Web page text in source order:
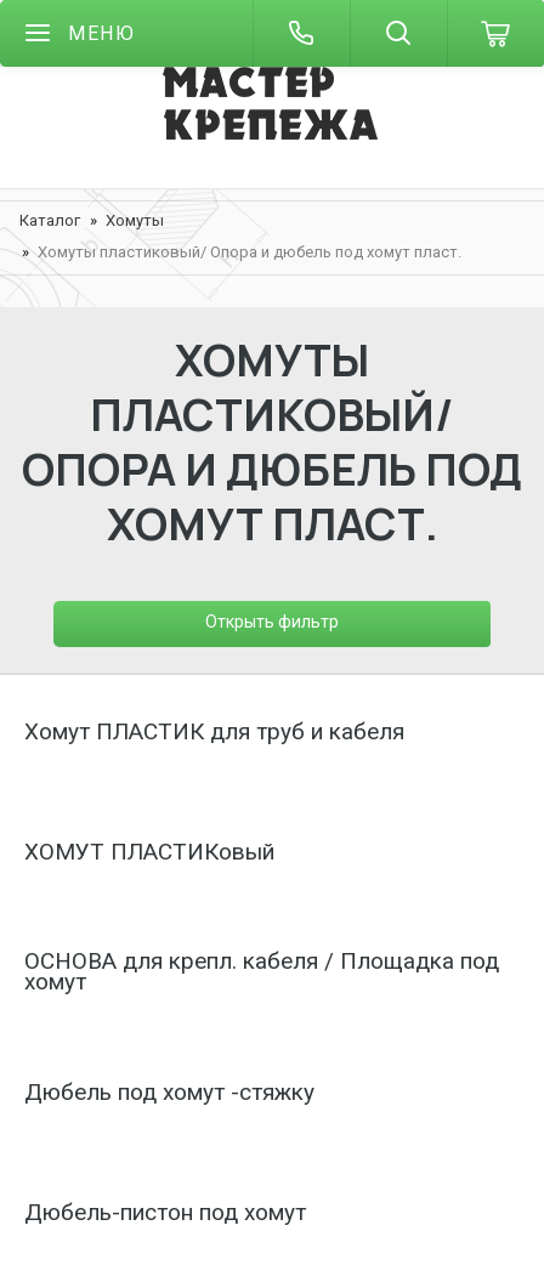
МЕНЮ
Каталог
Хомуты
Хомуты пластиковый/ Опора и дюбель под хомут пласт.
ХОМУТЫ
ПЛАСТИКОВЫЙ/
ОПОРА И ДЮБЕЛЬ ПОД
ХОМУТ ПЛАСТ.
Открыть фильтр
Хомут ПЛАСТИК для труб и кабеля
ХОМУТ ПЛАСТИКовый
ОСНОВА для крепл. кабеля / Площадка под
хомут
Дюбель под хомут -стяжку
Дюбель-пистон под хомут